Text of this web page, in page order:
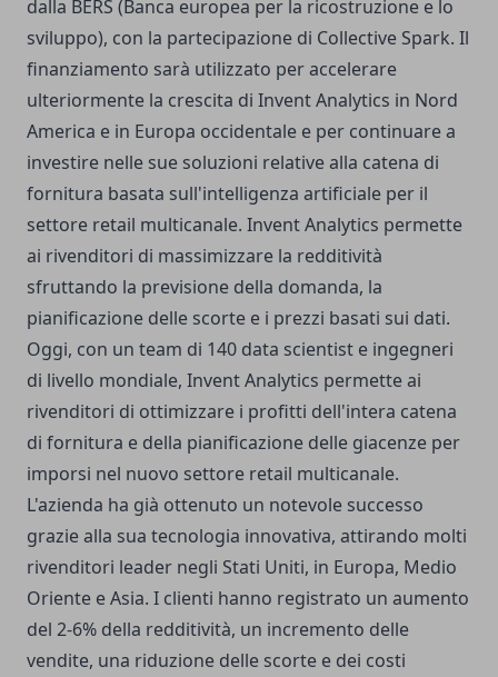
dalla BERS (Banca europea per la ricostruzione e lo
sviluppo), con la partecipazione di Collective Spark. Il
finanziamento sarà utilizzato per accelerare
ulteriormente la crescita di Invent Analytics in Nord
America e in Europa occidentale e per continuare a
investire nelle sue soluzioni relative alla catena di
fornitura basata sull'intelligenza artificiale per il
settore retail multicanale. Invent Analytics permette
ai rivenditori di massimizzare la redditività
sfruttando la previsione della domanda, la
pianificazione delle scorte e i prezzi basati sui dati.
Oggi, con un team di 140 data scientist e ingegneri
di livello mondiale, Invent Analytics permette ai
rivenditori di ottimizzare i profitti dell'intera catena
di fornitura e della pianificazione delle giacenze per
imporsi nel nuovo settore retail multicanale.
L'azienda ha già ottenuto un notevole successo
grazie alla sua tecnologia innovativa, attirando molti
rivenditori leader negli Stati Uniti, in Europa, Medio
Oriente e Asia. I clienti hanno registrato un aumento
del 2-6% della redditività, un incremento delle
vendite, una riduzione delle scorte e dei costi